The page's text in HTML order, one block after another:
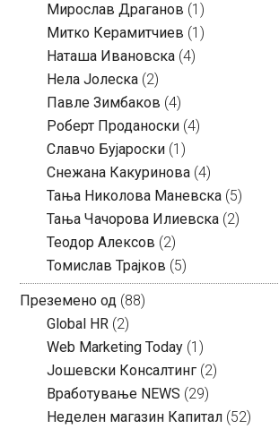
Мирослав Драганов (1)
Митко Керамитчиев (1)
Наташа Ивановска (4)
Нела Јолеска (2)
Павле Зимбаков (4)
Роберт Проданоски (4)
Славчо Бујароски (1)
Снежана Какуринова (4)
Тања Николова Маневска (5)
Тања Чачорова Илиевска (2)
Теодор Алексов (2)
Томислав Трајков (5)
Преземено од (88)
Global HR (2)
Web Marketing Today (1)
Јошевски Консалтинг (2)
Вработување NEWS (29)
Неделен магазин Капитал (52)